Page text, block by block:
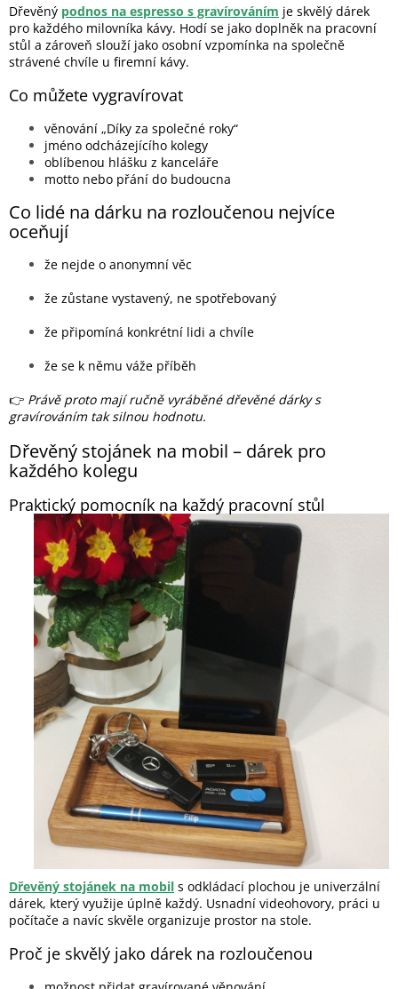
Dřevěný podnos na espresso s gravírováním je skvělý dárek
pro každého milovníka kávy. Hodí se jako doplněk na pracovní
stůl a zároveň slouží jako osobní vzpomínka na společně
strávené chvíle u firemní kávy.
Co můžete vygravírovat
věnování „Díky za společné roky“
jméno odcházejícího kolegy
oblíbenou hlášku z kanceláře
motto nebo přání do budoucna
Co lidé na dárku na rozloučenou nejvíce
oceňují
že nejde o anonymní věc
že zůstane vystavený, ne spotřebovaný
že připomíná konkrétní lidi a chvíle
že se k němu váže příběh
👉 Právě proto mají ručně vyráběné dřevěné dárky s
gravírováním tak silnou hodnotu.
Dřevěný stojánek na mobil – dárek pro
každého kolegu
Praktický pomocník na každý pracovní stůl
Dřevěný stojánek na mobil s odkládací plochou je univerzální
dárek, který využije úplně každý. Usnadní videohovory, práci u
počítače a navíc skvěle organizuje prostor na stole.
Proč je skvělý jako dárek na rozloučenou